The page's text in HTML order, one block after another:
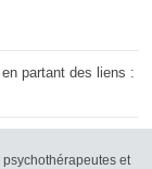
partant des liens :
et